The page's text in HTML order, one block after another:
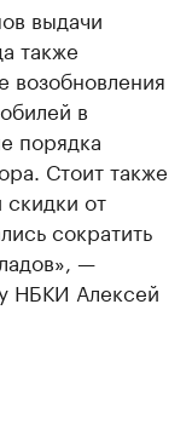
выдачи
также
возобновления
в
порядка
Стоит также
от
сократить
—
НБКИ Алексей